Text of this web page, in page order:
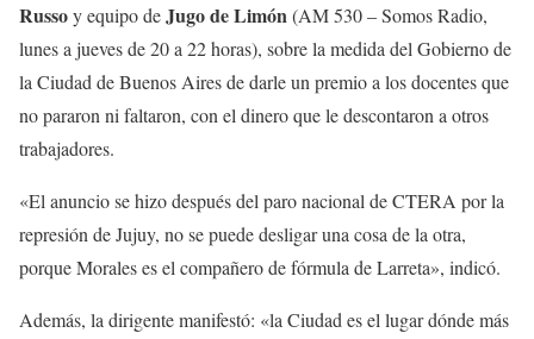
Russoy equipo deJugo de Limón(AM 530 – Somos Radio,
lunes a jueves de 20 a 22 horas), sobre la medida del Gobierno de
la Ciudad de Buenos Aires de darle un premio a los docentes que
no pararon ni faltaron, con el dinero que le descontaron a otros
trabajadores.
«El anuncio se hizo después del paro nacional de CTERA por la
represión de Jujuy, no se puede desligar una cosa de la otra,
porque Morales es el compañero de fórmula de Larreta», indicó.
Además, la dirigente manifestó: «la Ciudad es el lugar dónde más